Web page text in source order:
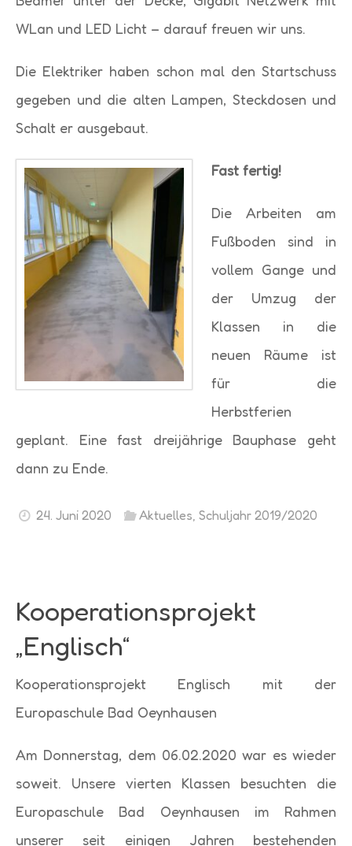
WLan und LED Licht – darauf freuen wir uns.
Die Elektriker haben schon mal den Startschuss
gegeben und die alten Lampen, Steckdosen und
Schalt er ausgebaut.
Fast fertig!
Die Arbeiten am
Fußboden sind in
vollem Gange und
der Umzug der
Klassen in die
neuen Räume ist
für die
Herbstferien
geplant. Eine fast dreijährige Bauphase geht
dann zu Ende.
24. Juni 2020 Aktuelles, Schuljahr 2019/2020
Kooperationsprojekt
„Englisch“
Kooperationsprojekt Englisch mit der
Europaschule Bad Oeynhausen
Am Donnerstag, dem 06.02.2020 war es wieder
soweit. Unsere vierten Klassen besuchten die
Europaschule Bad Oeynhausen im Rahmen
unserer seit einigen Jahren bestehenden